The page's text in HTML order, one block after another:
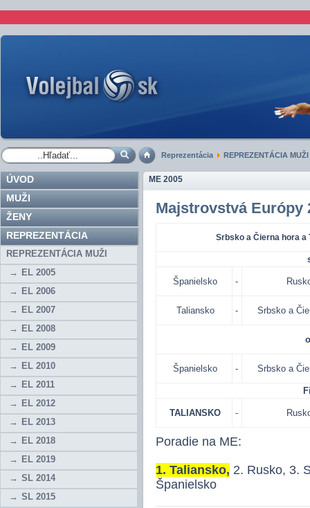
Reprezentácia REPREZENTÁCIA MUŽI
ÚVOD
MUŽI
ŽENY
REPREZENTÁCIA
REPREZENTÁCIA MUŽI
EL 2005
EL 2006
EL 2007
EL 2008
EL 2009
EL 2010
EL 2011
EL 2012
EL 2013
EL 2018
EL 2019
SL 2014
SL 2015
ME 2005
Majstrovstvá Európy
Srbsko a Čierna hora a
Španielsko -
Taliansko - Srbsko a
Španielsko - Srbsko a
TALIANSKO -
Poradie na ME:
1. Taliansko, 2. Rusko, 3.
Španielsko